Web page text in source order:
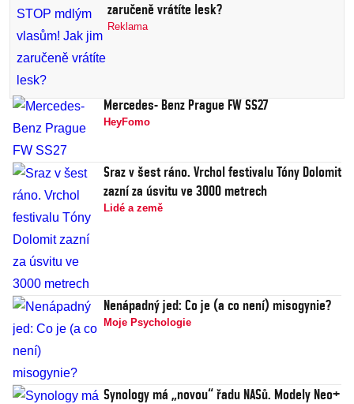
zaručeně vrátíte lesk?
Reklama
Mercedes- Benz Prague FW SS27
HeyFomo
Sraz v šest ráno. Vrchol festivalu Tóny Dolomit
zazní za úsvitu ve 3000 metrech
Lidé a země
Nenápadný jed: Co je (a co není) misogynie?
Moje Psychologie
Synology má „novou“ řadu NASů. Modely Neo+